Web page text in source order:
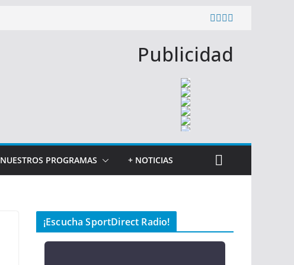
Publicidad
NUESTROS PROGRAMAS + NOTICIAS
¡Escucha SportDirect Radio!